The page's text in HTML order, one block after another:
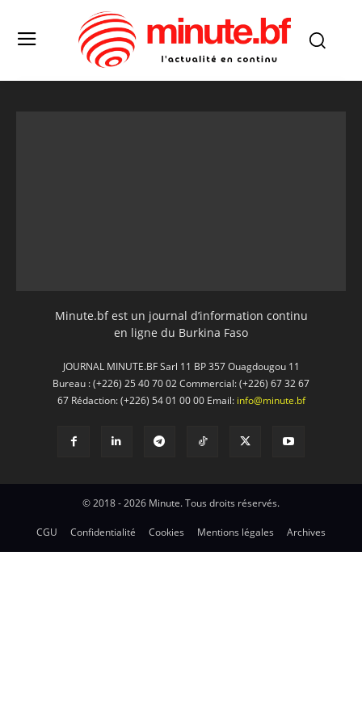
Minute.bf est un journal d’information continu
en ligne du Burkina Faso
JOURNAL MINUTE.BF Sarl 11 BP 357 Ouagdougou 11
Bureau : (+226) 25 40 70 02 Commercial: (+226) 67 32 67
67 Rédaction: (+226) 54 01 00 00 Email: info@minute.bf
© 2018 - 2026 Minute. Tous droits réservés.
CGU Confidentialité Cookies Mentions légales Archives